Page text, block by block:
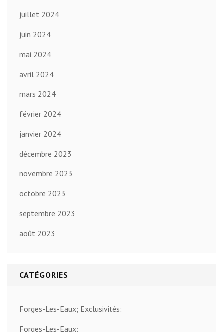
juillet 2024
juin 2024
mai 2024
avril 2024
mars 2024
février 2024
janvier 2024
décembre 2023
novembre 2023
octobre 2023
septembre 2023
août 2023
CATÉGORIES
Forges-Les-Eaux; Exclusivités:
Forges-Les-Eaux: